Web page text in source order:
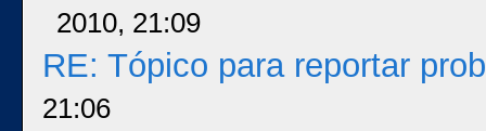
2010, 21:09
RE: Tópico para reportar
21:06